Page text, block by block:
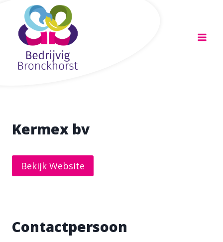
Doorgaan
inhoud
Kermex bv
Bekijk Website
Contactpersoon